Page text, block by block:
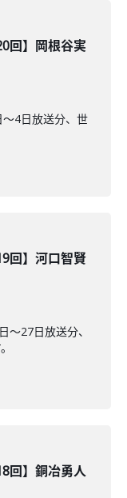
回】岡根谷実
4日放送分、世
回】河口智賢
〜27日放送分、
回】銅冶勇人